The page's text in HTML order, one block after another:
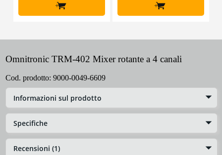
+ +
Omnitronic TRM-402 Mixer rotante a 4 canali
Cod. prodotto: 9000-0049-6609
Informazioni sul prodotto
Specifiche
Recensioni (1)